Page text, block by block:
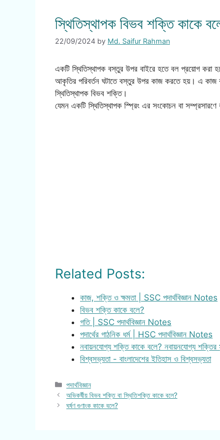
স্থিতিস্থাপক বিভব শক্তি কাকে
22/09/2024 by Md. Saifur Rahman
একটি স্থিতিস্থাপক বস্তুর উপর বাইরে হতে বল প্রয়োগ করা
আকৃতির পরিবর্তন ঘটাতে বস্তুর উপর কাজ করতে হয়। এ কাজ
স্থিতিস্থাপক বিভব শক্তি।
যেমন একটি স্থিতিস্থাপক স্প্রিং এর সংকোচন বা
Related Posts:
কাজ, শক্তি ও ক্ষমতা | SSC পদার্থবিজ্ঞান Notes
বিভব শক্তি কাকে বলে?
গতি | SSC পদার্থবিজ্ঞান Notes
পদার্থের গাঠনিক ধর্ম | HSC পদার্থবিজ্ঞান Notes
নবায়নযোগ্য শক্তি কাকে বলে? নবায়নযোগ্য শক্তির
বিশ্বসভ্যতা - বাংলাদেশের ইতিহাস ও বিশ্বসভ্যতা
Categories
পদার্থবিজ্ঞান
অভিকর্ষীয় বিভব শক্তি বা স্থিতিশক্তি কাকে বলে?
ঘর্ষণ গুণাংক কাকে বলে?